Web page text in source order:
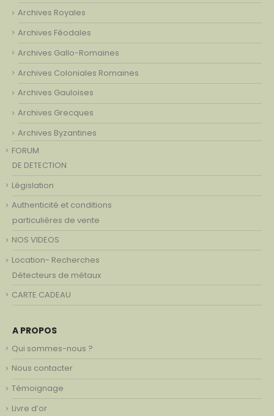
Archives Royales
Archives Féodales
Archives Gallo-Romaines
Archives Coloniales Romaines
Archives Gauloises
Archives Grecques
Archives Byzantines
FORUM
DE DETECTION
Législation
Authenticité et conditions
particulières de vente
NOS VIDEOS
Location- Recherches
Détecteurs de métaux
CARTE CADEAU
A PROPOS
Qui sommes-nous ?
Nous contacter
Témoignage
Livre d’or